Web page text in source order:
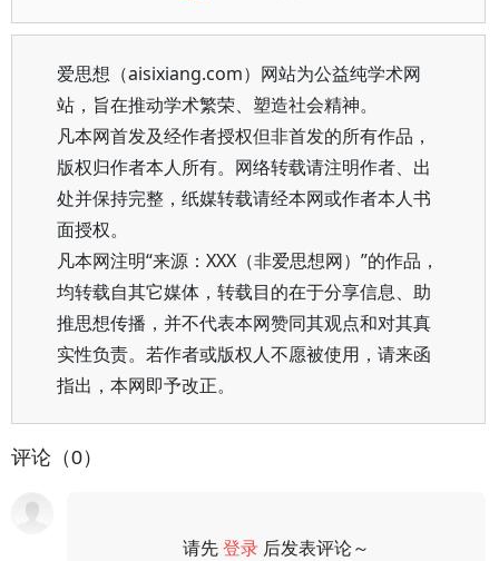
爱思想（aisixiang.com）网站为公益纯学术网
站，旨在推动学术繁荣、塑造社会精神。
凡本网首发及经作者授权但非首发的所有作品，
版权归作者本人所有。网络转载请注明作者、出
处并保持完整，纸媒转载请经本网或作者本人书
面授权。
凡本网注明“来源：XXX（非爱思想网）”的作品，
均转载自其它媒体，转载目的在于分享信息、助
推思想传播，并不代表本网赞同其观点和对其真
实性负责。若作者或版权人不愿被使用，请来函
指出，本网即予改正。
评论（0）
请先登录 后发表评论～